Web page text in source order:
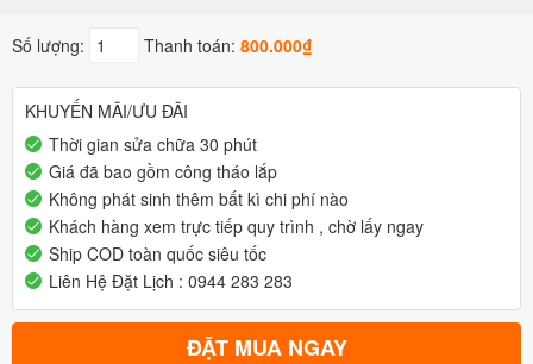
Số lượng: Thanh toán: 800.000₫
KHUYẾN MÃI/ƯU ĐÃI
Thời gian sửa chữa 30 phút
Giá đã bao gồm công tháo lắp
Không phát sinh thêm bất kì chi phí nào
Khách hàng xem trực tiếp quy trình , chờ lấy ngay
Ship COD toàn quốc siêu tốc
Liên Hệ Đặt Lịch : 0944 283 283
ĐẶT MUA NGAY